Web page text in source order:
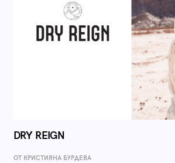
DRY REIGN
ОТ КРИСТИЯНА БУРДЕВА